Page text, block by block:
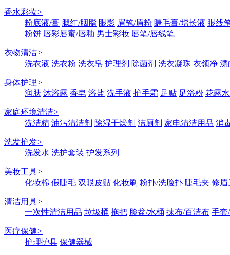
香水彩妆>
粉底液/膏 腮红/胭脂 眼影 眉笔/眉粉 睫毛膏/增长液 眼线
粉饼 唇彩唇蜜/唇釉 男士彩妆 唇笔/唇线笔
衣物清洁>
洗衣液 洗衣粉 洗衣皂 护理剂 除菌剂 洗衣凝珠 衣领净 漂
身体护理>
润肤 沐浴露 香皂 浴盐 洗手液 护手霜 足贴 足浴粉 花露水
家庭环境清洁>
洗洁精 油污清洁剂 除湿干燥剂 洁厕剂 家电清洁用品 消
洗发护发>
洗发水 洗护套装 护发系列
美妆工具>
化妆棉 假睫毛 双眼皮贴 化妆刷 粉扑/洗脸扑 睫毛夹 修眉
清洁用具>
一次性清洁用品 垃圾桶 拖把 脸盆/水桶 抹布/百洁布 手套
医疗保健>
护理护具 保健器械